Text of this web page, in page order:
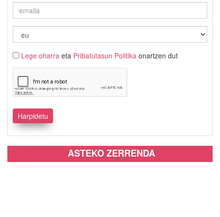
Lege oharra eta Pribatutasun Politika onartzen dut
ASTEKO ZERRENDA